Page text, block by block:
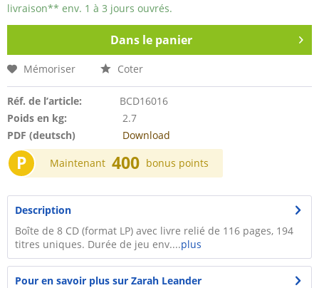
livraison** env. 1 à 3 jours ouvrés.
Dans le panier
Mémoriser Coter
Réf. de l’article:
BCD16016
Poids en kg:
2.7
PDF (deutsch)
Download
P Maintenant 400 bonus points
Description
Boîte de 8 CD (format LP) avec livre relié de 116 pages, 194
titres uniques. Durée de jeu env....plus
Pour en savoir plus sur Zarah Leander